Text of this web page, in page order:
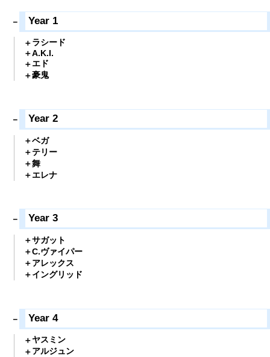
Year 1
ラシード
A.K.I.
エド
豪鬼
Year 2
ベガ
テリー
舞
エレナ
Year 3
サガット
C.ヴァイパー
アレックス
イングリッド
Year 4
ヤスミン
アルジュン